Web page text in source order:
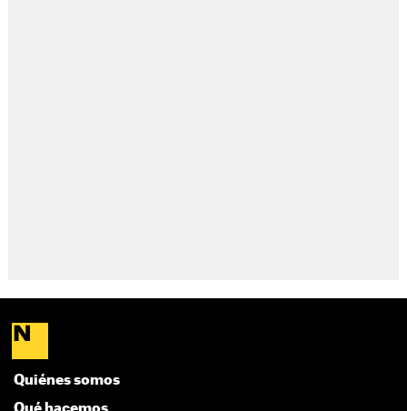
Quiénes somos